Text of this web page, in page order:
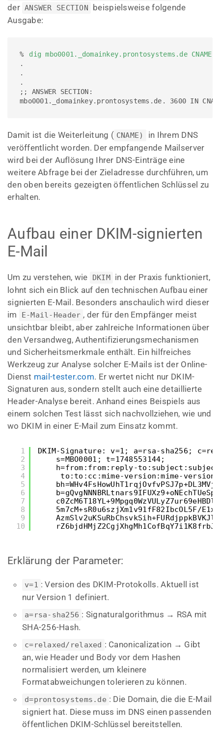
der ANSWER SECTION
beispielsweise folgende
Ausgabe:
%
dig mbo0001._domainkey.prontosystems.de CNAME
.
.
.
;; ANSWER SECTION:
mbo0001._domainkey.prontosystems.de. 3600 IN
Damit ist die Weiterleitung ( CNAME)
in Ihrem DNS
veröffentlicht worden. Der empfangende Mailserver
wird bei der Auflösung Ihrer DNS-Einträge eine
weitere Abfrage bei der Zieladresse durchführen, um
den oben bereits gezeigten öffentlichen Schlüssel zu
erhalten.
Aufbau einer DKIM-signierten
E-Mail
Um zu verstehen, wie DKIM in der Praxis funktioniert,
lohnt sich ein Blick auf den technischen Aufbau einer
signierten E-Mail. Besonders anschaulich wird dieser
im
E-Mail-Header , der für den Empfänger meist
unsichtbar bleibt, aber zahlreiche Informationen über
den Versandweg, Authentifizierungsmechanismen
und Sicherheitsmerkmale enthält. Ein hilfreiches
Werkzeug zur Analyse solcher E-Mails ist der Online-
Dienst mail-tester.com. Er wertet nicht nur DKIM-
Signaturen aus, sondern stellt auch eine detaillierte
Header-Analyse bereit. Anhand eines Beispiels aus
einem solchen Test lässt sich nachvollziehen, wie und
wo DKIM in einer E-Mail zum Einsatz kommt.
1
2
3
4
5
6
7
8
9
10
DKIM-Signature: v=1; a=rsa-sha256;
s=MBO0001; t=1748553144;
h=from:from:reply-
to:to:cc:mime-version:mime-
5m7cM+sR0u6szjXm1v91fF82IbcOL5F/
Erklärung der Parameter:
v=1 : Version des DKIM-Protokolls. Aktuell ist
nur Version 1 definiert.
a=rsa-sha256 : Signaturalgorithmus → RSA mit
SHA-256-Hash.
c=relaxed/relaxed : Canonicalization → Gibt
an, wie Header und Body vor dem Hashen
normalisiert werden, um kleinere
Formatabweichungen tolerieren zu können.
d=prontosystems.de : Die Domain, die die E-Mail
signiert hat. Diese muss im DNS einen passenden
öffentlichen DKIM-Schlüssel bereitstellen.